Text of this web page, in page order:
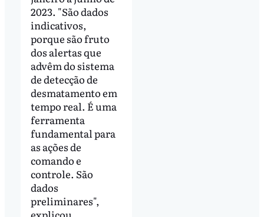
2023. "São dados
indicativos,
porque são fruto
dos alertas que
advêm do sistema
de detecção de
desmatamento em
tempo real. É uma
ferramenta
fundamental para
as ações de
comando e
controle. São
dados
preliminares",